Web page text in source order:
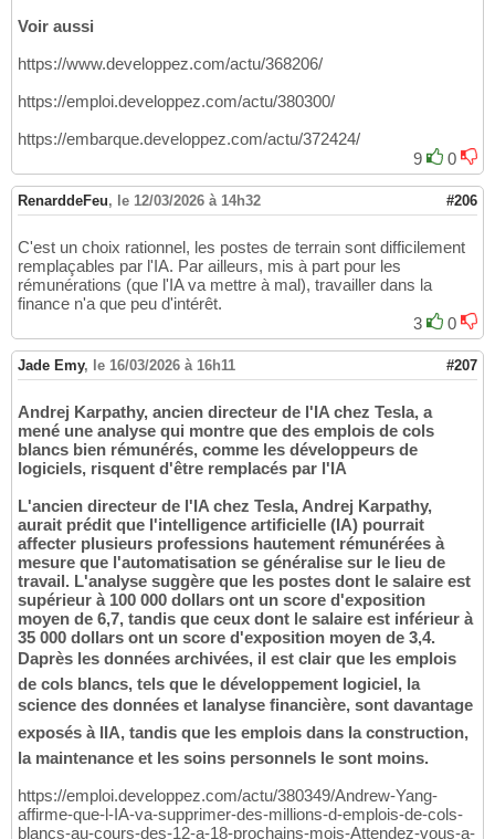
Voir aussi
https://www.developpez.com/actu/368206/
https://emploi.developpez.com/actu/380300/
https://embarque.developpez.com/actu/372424/
9
0
RenarddeFeu, le 12/03/2026 à 14h32 #206
C'est un choix rationnel, les postes de terrain sont difficilement
remplaçables par l'IA. Par ailleurs, mis à part pour les
rémunérations (que l'IA va mettre à mal), travailler dans la
finance n'a que peu d'intérêt.
3
0
Jade Emy, le 16/03/2026 à 16h11 #207
Andrej Karpathy, ancien directeur de l'IA chez Tesla, a
mené une analyse qui montre que des emplois de cols
blancs bien rémunérés, comme les développeurs de
logiciels, risquent d'être remplacés par l'IA
L'ancien directeur de l'IA chez Tesla, Andrej Karpathy,
aurait prédit que l'intelligence artificielle (IA) pourrait
affecter plusieurs professions hautement rémunérées à
mesure que l'automatisation se généralise sur le lieu de
travail. L'analyse suggère que les postes dont le salaire est
supérieur à 100 000 dollars ont un score d'exposition
moyen de 6,7, tandis que ceux dont le salaire est inférieur à
35 000 dollars ont un score d'exposition moyen de 3,4.
Daprès les données archivées, il est clair que les emplois
de cols blancs, tels que le développement logiciel, la
science des données et lanalyse financière, sont davantage
exposés à lIA, tandis que les emplois dans la construction,
la maintenance et les soins personnels le sont moins.
https://emploi.developpez.com/actu/380349/Andrew-Yang-
affirme-que-l-IA-va-supprimer-des-millions-d-emplois-de-cols-
blancs-au-cours-des-12-a-18-prochains-mois-Attendez-vous-a-